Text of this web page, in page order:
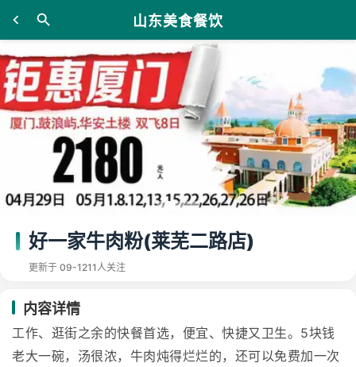
山东美食餐饮
好一家牛肉粉(莱芜二路店)
更新于 09-1211人关注
内容详情
工作、逛街之余的快餐首选，便宜、快捷又卫生。5块钱
老大一碗，汤很浓，牛肉炖得烂烂的，还可以免费加一次